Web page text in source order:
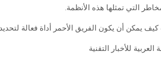
التي تمثلها هذه الأنظمة.
يمكن أن يكون الفريق الأحمر أداة فعالة
العربية للأخبار التقنية